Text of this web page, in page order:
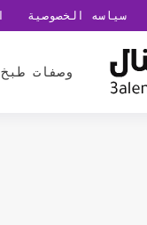
سياسه الخصوصية
وصفات طبخ